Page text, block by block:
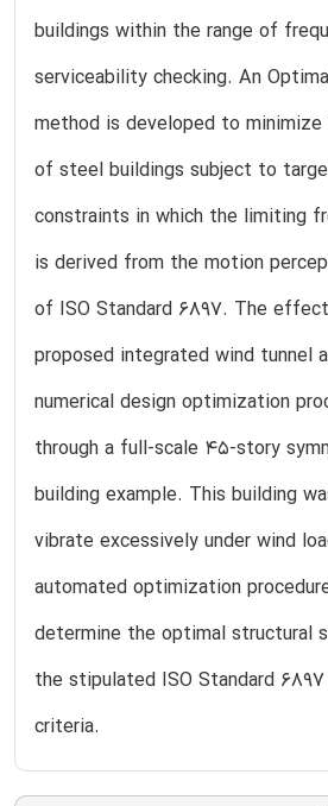
buildings within the range of
serviceability checking. An
method is developed to
of steel buildings subject to
constraints in which the limiting
is derived from the motion
of ISO Standard 6897. The
proposed integrated wind tunnel
numerical design optimization
through a full-scale 45-story
building example. This building
vibrate excessively under wind
automated optimization
determine the optimal structural
the stipulated ISO Standard
criteria.